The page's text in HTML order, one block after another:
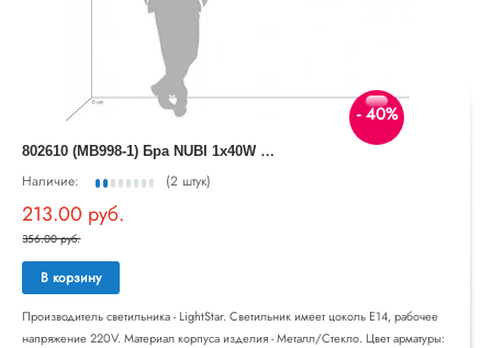
- 40%
8
02610 (MВ998-1) Бра NUBI 1х40W E14 ХРОМ/БЕЛЫЙ (в комплекте)
Наличие: (2 штук)
213.00 руб.
356.00 руб.
В корзину
Производитель светильника - LightStar. Светильник имеет цоколь E14, рабочее
напряжение 220V. Материал корпуса изделия - Металл/Стекло. Цвет арматуры: